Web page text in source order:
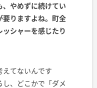
やめずに続けてい
要りますよね。町全
シャーを感じたり
えてないんです
し、どこかで「ダメ